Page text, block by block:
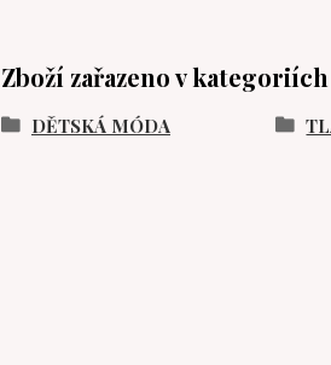
Zboží zařazeno v kategoriích
DĚTSKÁ MÓDA